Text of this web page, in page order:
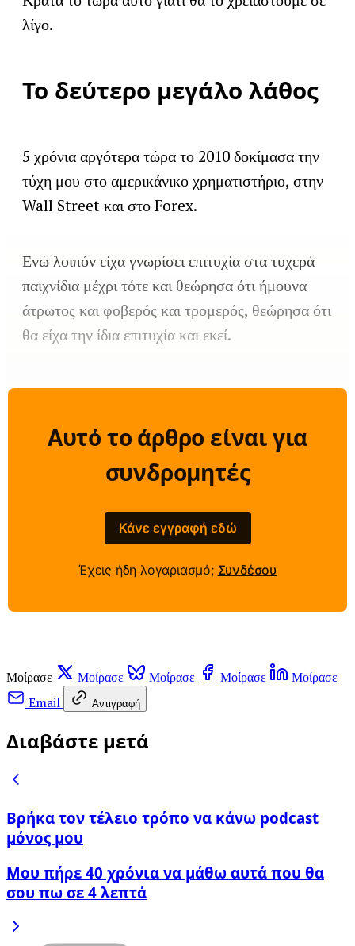
λίγο.
Το δεύτερο μεγάλο λάθος
5 χρόνια αργότερα τώρα το 2010 δοκίμασα την
τύχη μου στο αμερικάνικο χρηματιστήριο, στην
Wall Street και στο Forex.
Ενώ λοιπόν είχα γνωρίσει επιτυχία στα τυχερά
παιχνίδια μέχρι τότε και θεώρησα ότι ήμουνα
άτρωτος και φοβερός και τρομερός, θεώρησα ότι
θα είχα την ίδια επιτυχία και εκεί.
Αυτό το άρθρο είναι για
συνδρομητές
Κάνε εγγραφή εδώ
Έχεις ήδη λογαριασμό; Συνδέσου
Μοίρασε Μοίρασε Μοίρασε Μοίρασε
Μοίρασε
Email
Αντιγραφή
Διαβάστε μετά
Βρήκα τον τέλειο τρόπο να κάνω podcast
μόνος μου
Μου πήρε 40 χρόνια να μάθω αυτά που θα
σου πω σε 4 λεπτά